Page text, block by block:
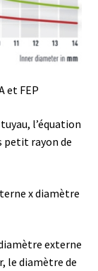
et FEP
l’équation
petit rayon de
x diamètre
externe
le diamètre de